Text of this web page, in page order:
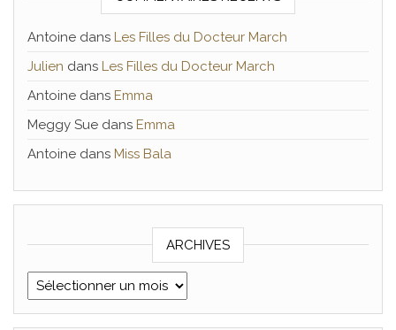
Antoine dans Les Filles du Docteur March
Julien dans Les Filles du Docteur March
Antoine dans Emma
Meggy Sue dans Emma
Antoine dans Miss Bala
ARCHIVES
Archives